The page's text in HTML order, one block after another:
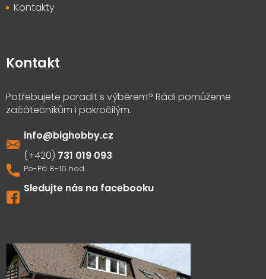
Kontakty
Kontakt
info@bighobby.cz
731 019 093
Sledujte nás na facebooku